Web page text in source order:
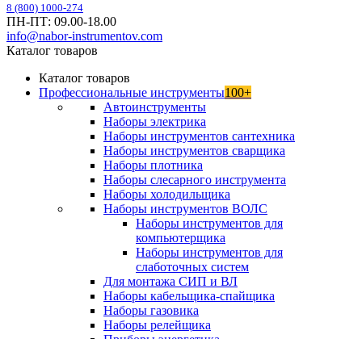
8 (800) 1000-274
ПН-ПТ: 09.00-18.00
info@nabor-instrumentov.com
Каталог товаров
Каталог товаров
Профессиональные инструменты100+
Автоинструменты
Наборы электрика
Наборы инструментов сантехника
Наборы инструментов сварщика
Наборы плотника
Наборы слесарного инструмента
Наборы холодильщика
Наборы инструментов ВОЛС
Наборы инструментов для
компьютерщика
Наборы инструментов для
слаботочных систем
Для монтажа СИП и ВЛ
Наборы кабельщика-спайщика
Наборы газовика
Наборы релейщика